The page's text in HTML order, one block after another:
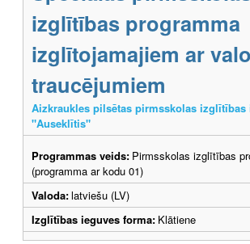
izglītības programma
izglītojamajiem ar
traucējumiem
Aizkraukles pilsētas pirmsskolas izglītības
"Auseklītis"
Programmas veids: Pirmsskolas izglītības
(programma ar kodu 01)
Valoda:latviešu (LV)
Izglītības ieguves forma: Klātiene